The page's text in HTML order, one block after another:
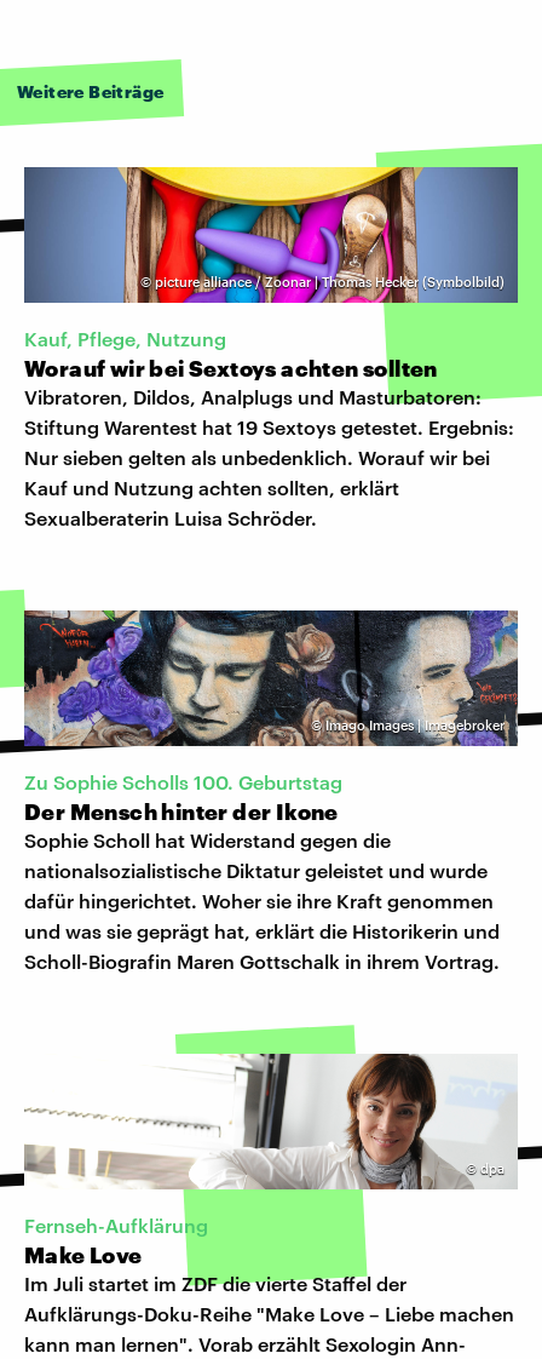
Weitere Beiträge
© picture alliance / Zoonar | Thomas Hecker (Symbolbild)
Kauf, Pflege, Nutzung
Worauf wir bei Sextoys achten sollten
Vibratoren, Dildos, Analplugs und Masturbatoren:
Stiftung Warentest hat 19 Sextoys getestet. Ergebnis:
Nur sieben gelten als unbedenklich. Worauf wir bei
Kauf und Nutzung achten sollten, erklärt
Sexualberaterin Luisa Schröder.
©Imago Images | Imagebroker
Zu Sophie Scholls 100. Geburtstag
Der Mensch hinter der Ikone
Sophie Scholl hat Widerstand gegen die
nationalsozialistische Diktatur geleistet und wurde
dafür hingerichtet. Woher sie ihre Kraft genommen
und was sie geprägt hat, erklärt die Historikerin und
Scholl-Biografin Maren Gottschalk in ihrem Vortrag.
© dpa
Fernseh-Aufklärung
Make Love
Im Juli startet im ZDF die vierte Staffel der
Aufklärungs-Doku-Reihe "Make Love – Liebe machen
kann man lernen". Vorab erzählt Sexologin Ann-